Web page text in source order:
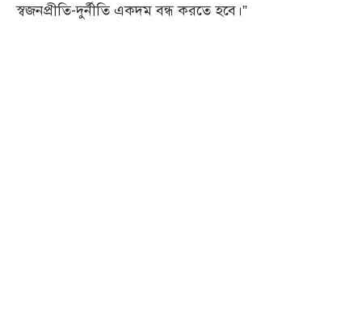
স্বজনপ্রীতি-দুর্নীতি একদম বন্ধ করতে হবে।”